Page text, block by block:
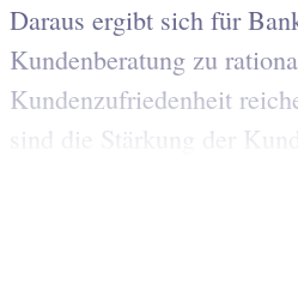
Daraus ergibt sich für
Kundenberatung zu
Kundenzufriedenheit
sind die Stärkung der